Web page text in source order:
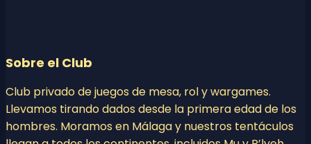
Sobre el Club
Club privado de juegos de mesa, rol y wargames.
Llevamos tirando dados desde la primera edad de los
hombres. Moramos en Málaga y nuestros tentáculos